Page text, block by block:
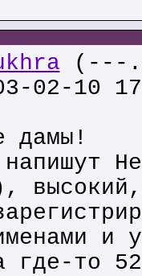
(---
02-10
дамы!
и
то